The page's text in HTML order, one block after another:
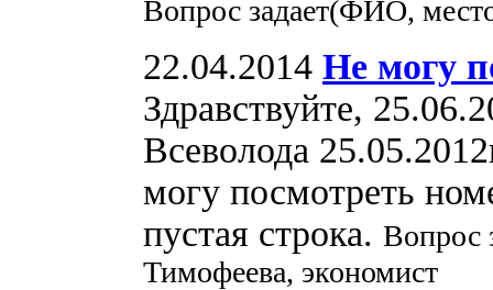
Вопрос задает(ФИО,
22.04.2014 Не могу
Здравствуйте,
Всеволода
могу посмотреть
пустая строка. Вопрос
Тимофеева, экономист